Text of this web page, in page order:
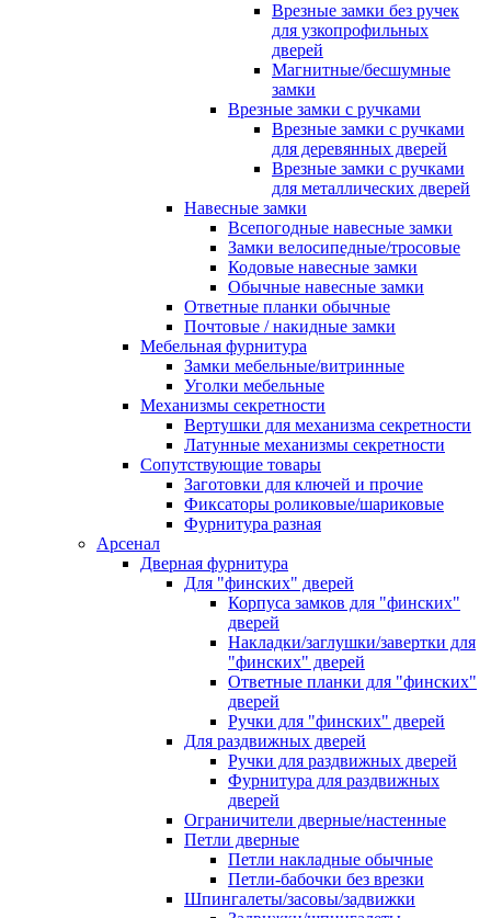
Врезные замки без ручек
для узкопрофильных
дверей
Магнитные/бесшумные
замки
Врезные замки с ручками
Врезные замки с ручками
для деревянных дверей
Врезные замки с ручками
для металлических дверей
Навесные замки
Всепогодные навесные замки
Замки велосипедные/тросовые
Кодовые навесные замки
Обычные навесные замки
Ответные планки обычные
Почтовые / накидные замки
Мебельная фурнитура
Замки мебельные/витринные
Уголки мебельные
Механизмы секретности
Вертушки для механизма секретности
Латунные механизмы секретности
Сопутствующие товары
Заготовки для ключей и прочие
Фиксаторы роликовые/шариковые
Фурнитура разная
Арсенал
Дверная фурнитура
Для "финских" дверей
Корпуса замков для "финских"
дверей
Накладки/заглушки/завертки для
"финских" дверей
Ответные планки для "финских"
дверей
Ручки для "финских" дверей
Для раздвижных дверей
Ручки для раздвижных дверей
Фурнитура для раздвижных
дверей
Ограничители дверные/настенные
Петли дверные
Петли накладные обычные
Петли-бабочки без врезки
Шпингалеты/засовы/задвижки